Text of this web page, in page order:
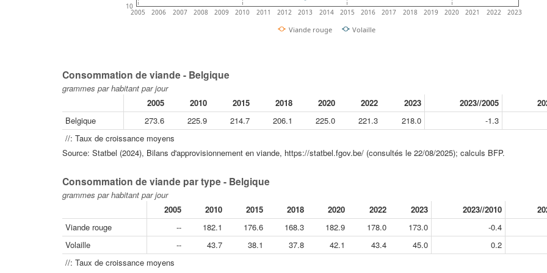
2005 2006 2007 2008 2009 2010 2011 2012 2013 2014 2015 2016 2017 2018 2019 2020 2021 2022 2023
10
Viande rouge Volaille
Consommation de viande - Belgique
grammes par habitant par jour
2005
2010 2015 2018 2020 2022 2023 2023//2005
Belgique
273.6 225.9 214.7 206.1 225.0 221.3 218.0 -1.3
//: Taux de croissance moyens
Source: Statbel (2024), Bilans d'approvisionnement en viande, https://statbel.fgov.be/ (consultés le 22/08/2025); calculs BFP.
Consommation de viande par type - Belgique
grammes par habitant par jour
2005
2010 2015 2018 2020 2022 2023 2023//2010
Viande rouge
-- 182.1 176.6 168.3 182.9 178.0 173.0 -0.4
Volaille
-- 43.7 38.1 37.8 42.1 43.4 45.0 0.2
//: Taux de croissance moyens